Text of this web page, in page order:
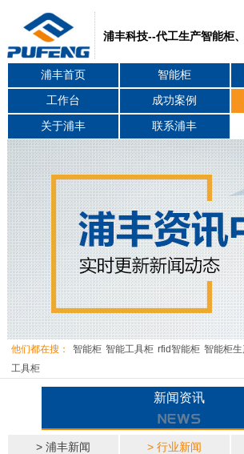
浦丰科技--代工生产智能柜
浦丰首页 智能柜
工作台 成功案例
关于浦丰 联系浦丰
他们都在搜： 智能柜 智能工具柜 rfid智能柜 智能柜
工具柜
新闻资讯
> 浦丰新闻 > 行业新闻